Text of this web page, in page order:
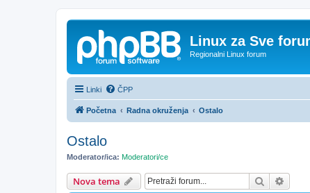
Linux za Sve
Regionalni Linux forum
Linki ČPP
Početna Radna okruženja Ostalo
Ostalo
Moderator/ica: Moderatori/ce
Nova tema Pretražnik